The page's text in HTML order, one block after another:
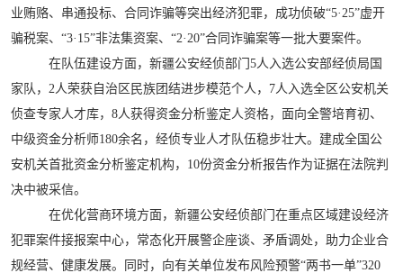
业贿赂、串通投标、合同诈骗等突出经济犯罪，成功侦破“5·25”虚开
骗税案、“3·15”非法集资案、“2·20”合同诈骗案等一批大要案件。
在队伍建设方面，新疆公安经侦部门5人入选公安部经侦局国
家队，2人荣获自治区民族团结进步模范个人，7人入选全区公安机关
侦查专家人才库，8人获得资金分析鉴定人资格，面向全警培育初、
中级资金分析师180余名，经侦专业人才队伍稳步壮大。建成全国公
安机关首批资金分析鉴定机构，10份资金分析报告作为证据在法院判
决中被采信。
在优化营商环境方面，新疆公安经侦部门在重点区域建设经济
犯罪案件接报案中心，常态化开展警企座谈、矛盾调处，助力企业合
规经营、健康发展。同时，向有关单位发布风险预警“两书一单”320